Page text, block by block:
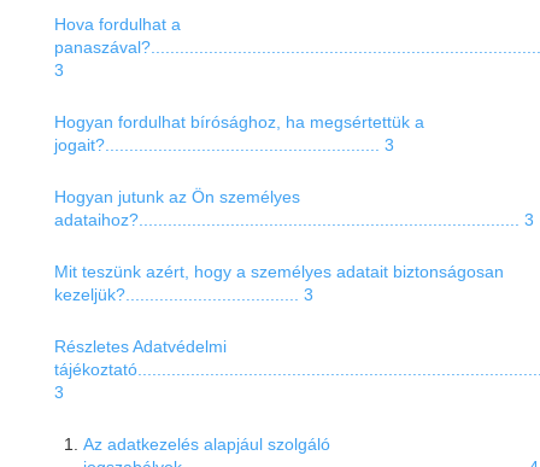
Hova fordulhat a
3
Hogyan fordulhat bírósághoz, ha megsértettük a
jogait?......................................................... 3
Hogyan jutunk az Ön személyes
adataihoz?............................................................................... 3
Mit teszünk azért, hogy a személyes adatait biztonságosan
kezeljük?.................................... 3
Részletes Adatvédelmi
3
Az adatkezelés alapjául szolgáló